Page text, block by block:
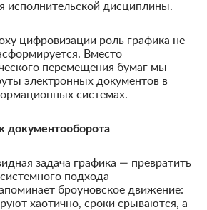
исполнительской дисциплины.
цифровизации роль графика не
Вместо
перемещения бумаг мы
электронных документов в
системах.
документооборота
задача графика — превратить
подхода
броуновское движение:
хаотично, сроки срываются, а